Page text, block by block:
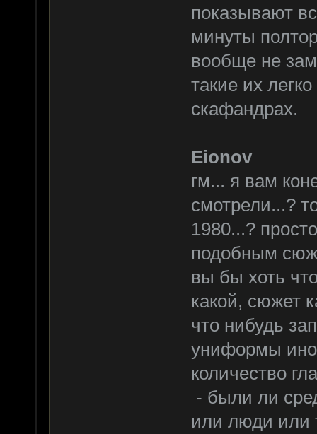
показывают
минуты
вообще не
такие их
скафандрах.
Eionov
гм... я вам
смотрели...?
1980...?
подобным
вы бы хоть
какой, сюжет
что нибудь
униформы
количество
- были ли
или люди или